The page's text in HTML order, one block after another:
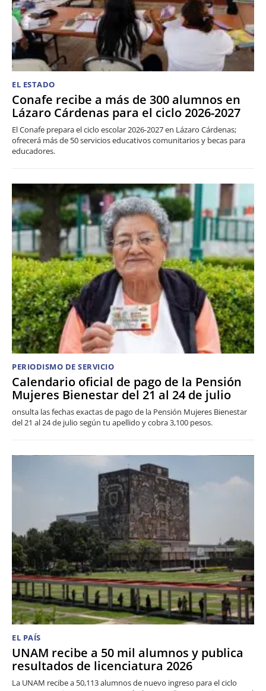
EL ESTADO
Conafe recibe a más de 300 alumnos en
Lázaro Cárdenas para el ciclo 2026-2027
El Conafe prepara el ciclo escolar 2026-2027 en Lázaro Cárdenas;
ofrecerá más de 50 servicios educativos comunitarios y becas para
educadores.
PERIODISMO DE SERVICIO
Calendario oficial de pago de la Pensión
Mujeres Bienestar del 21 al 24 de julio
onsulta las fechas exactas de pago de la Pensión Mujeres Bienestar
del 21 al 24 de julio según tu apellido y cobra 3,100 pesos.
EL PAÍS
UNAM recibe a 50 mil alumnos y publica
resultados de licenciatura 2026
La UNAM recibe a 50,113 alumnos de nuevo ingreso para el ciclo